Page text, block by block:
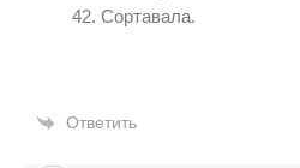
Сортавала.
Ответить